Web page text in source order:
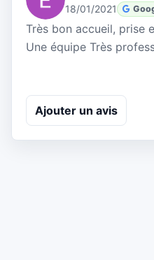
18/01/2021
Très bon accueil, prise
Une équipe Très
Ajouter un avis